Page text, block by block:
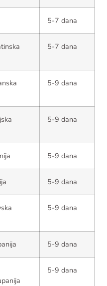
5-7 dana
5-7 dana
5-9 dana
5-9 dana
5-9 dana
5-9 dana
5-9 dana
5-9 dana
5-9 dana